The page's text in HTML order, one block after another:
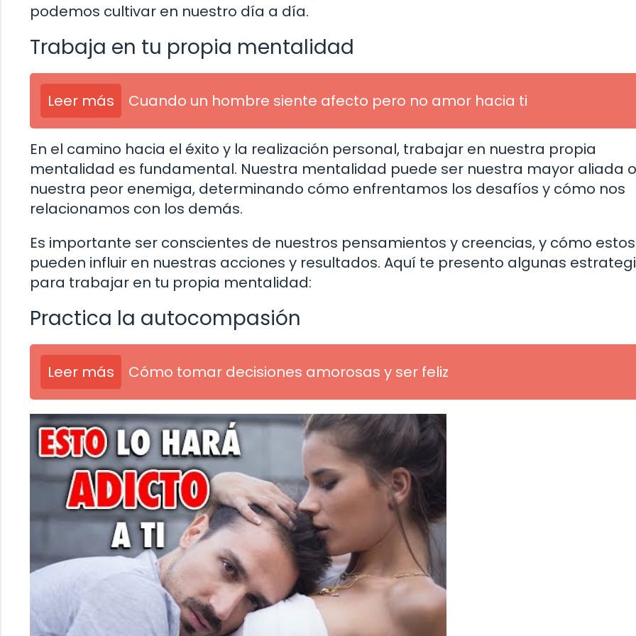
podemos cultivar en nuestro día a día.
Trabaja en tu propia mentalidad
Leer más Cuando un hombre siente afecto pero no amor hacia ti
En el camino hacia el éxito y la realización personal, trabajar en nuestra propia
mentalidad es fundamental. Nuestra mentalidad puede ser nuestra mayor aliada o
nuestra peor enemiga, determinando cómo enfrentamos los desafíos y cómo nos
relacionamos con los demás.
Es importante ser conscientes de nuestros pensamientos y creencias, y cómo estos
pueden influir en nuestras acciones y resultados. Aquí te presento algunas
para trabajar en tu propia mentalidad:
Practica la autocompasión
Leer más Cómo tomar decisiones amorosas y ser feliz